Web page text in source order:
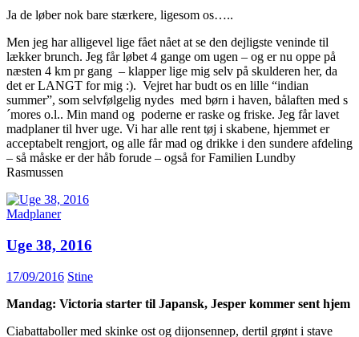
Ja de løber nok bare stærkere, ligesom os…..
Men jeg har alligevel lige fået nået at se den dejligste veninde til
lækker brunch. Jeg får løbet 4 gange om ugen – og er nu oppe på
næsten 4 km pr gang – klapper lige mig selv på skulderen her, da
det er LANGT for mig :). Vejret har budt os en lille “indian
summer”, som selvfølgelig nydes med børn i haven, bålaften med s
´mores o.l.. Min mand og poderne er raske og friske. Jeg får lavet
madplaner til hver uge. Vi har alle rent tøj i skabene, hjemmet er
acceptabelt rengjort, og alle får mad og drikke i den sundere afdeling
– så måske er der håb forude – også for Familien Lundby
Rasmussen
Madplaner
Uge 38, 2016
17/09/2016 Stine
Mandag: Victoria starter til Japansk, Jesper kommer sent hjem
Ciabattaboller med skinke ost og dijonsennep, dertil grønt i stave